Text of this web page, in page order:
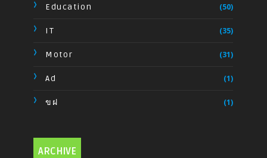
Education (50)
IT (35)
Motor (31)
Ad (1)
ขฝ (1)
ARCHIVE